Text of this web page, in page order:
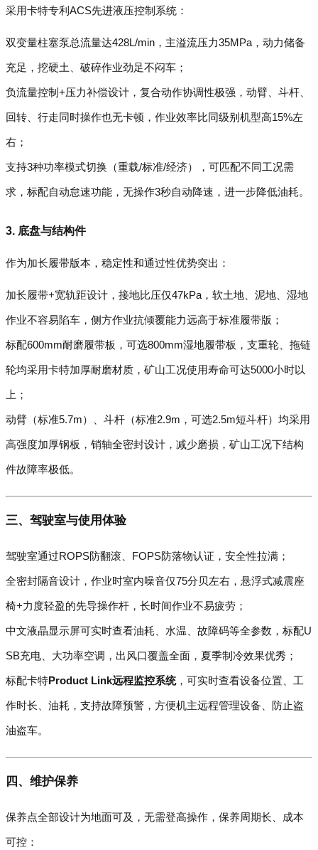
采用卡特专利ACS先进液压控制系统：
双变量柱塞泵总流量达428L/min，主溢流压力35MPa，动力储备
充足，挖硬土、破碎作业劲足不闷车；
负流量控制+压力补偿设计，复合动作协调性极强，动臂、斗杆、
回转、行走同时操作也无卡顿，作业效率比同级别机型高15%左
右；
支持3种功率模式切换（重载/标准/经济），可匹配不同工况需
求，标配自动怠速功能，无操作3秒自动降速，进一步降低油耗。
3. 底盘与结构件
作为加长履带版本，稳定性和通过性优势突出：
加长履带+宽轨距设计，接地比压仅47kPa，软土地、泥地、湿地
作业不容易陷车，侧方作业抗倾覆能力远高于标准履带版；
标配600mm耐磨履带板，可选800mm湿地履带板，支重轮、拖链
轮均采用卡特加厚耐磨材质，矿山工况使用寿命可达5000小时以
上；
动臂（标准5.7m）、斗杆（标准2.9m，可选2.5m短斗杆）均采用
高强度加厚钢板，销轴全密封设计，减少磨损，矿山工况下结构
件故障率极低。
三、驾驶室与使用体验
驾驶室通过ROPS防翻滚、FOPS防落物认证，安全性拉满；
全密封隔音设计，作业时室内噪音仅75分贝左右，悬浮式减震座
椅+力度轻盈的先导操作杆，长时间作业不易疲劳；
中文液晶显示屏可实时查看油耗、水温、故障码等全参数，标配U
SB充电、大功率空调，出风口覆盖全面，夏季制冷效果优秀；
标配卡特Product Link远程监控系统，可实时查看设备位置、工
作时长、油耗，支持故障预警，方便机主远程管理设备、防止盗
油盗车。
四、维护保养
保养点全部设计为地面可及，无需登高操作，保养周期长、成本
可控：